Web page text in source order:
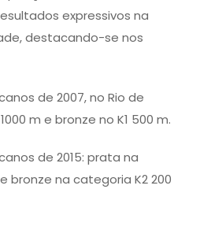
expressivos na
destacando-se nos
de 2007, no Rio de
m e bronze no K1 500 m.
de 2015: prata na
bronze na categoria K2 200